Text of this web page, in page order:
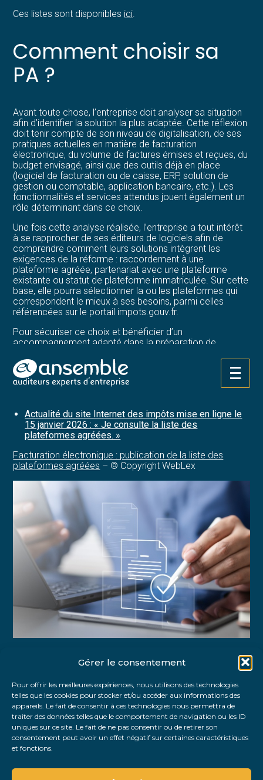
Gérer le consentement
Pour offrir les meilleures expériences, nous utilisons des technologies
telles que les cookies pour stocker et/ou accéder aux informations des
appareils. Le fait de consentir à ces technologies nous permettra de
traiter des données telles que le comportement de navigation ou les ID
uniques sur ce site. Le fait de ne pas consentir ou de retirer son
consentement peut avoir un effet négatif sur certaines caractéristiques
et fonctions.
Aller
au
Ces listes sont disponibles ici
Comment choisir sa
PA ?
Avant toute chose, l’entreprise doit analyser sa situation
afin d’identifier la solution la plus adaptée. Cette réflexion
doit tenir compte de son niveau de digitalisation, de ses
pratiques actuelles en matière de facturation
électronique, du volume de factures émises et reçues, du
budget envisagé, ainsi que des outils déjà en place
(logiciel de facturation ou de caisse, ERP, solution de
gestion ou comptable, application bancaire, etc.). Les
fonctionnalités et services attendus jouent également un
rôle déterminant dans ce choix.
Une fois cette analyse réalisée, l’entreprise a tout intérêt
à se rapprocher de ses éditeurs de logiciels afin de
comprendre comment leurs solutions intègrent les
exigences de la réforme : raccordement à une
plateforme agréée, partenariat avec une plateforme
existante ou statut de plateforme immatriculée. Sur cette
base, elle pourra sélectionner la ou les plateformes qui
correspondent le mieux à ses besoins, parmi celles
référencées sur le portail impots.gouv.fr.
Pour sécuriser ce choix et bénéficier d’un
accompagnement adapté dans la préparation de
vivement recommandé de se rapprocher de son expert-
comptable.
Actualité du site Internet des impôts mise en ligne le
15 janvier 2026 : « Je consulte la liste des
plateformes agréées. »
Facturation électronique : publication de la liste des
plateformes agréées – © Copyright WebLex
FaceBook
TwitterLinkedIn